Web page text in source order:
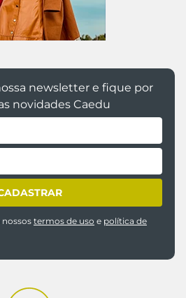
newsletter e fique por
novidades Caedu
nossos termos de uso e política de